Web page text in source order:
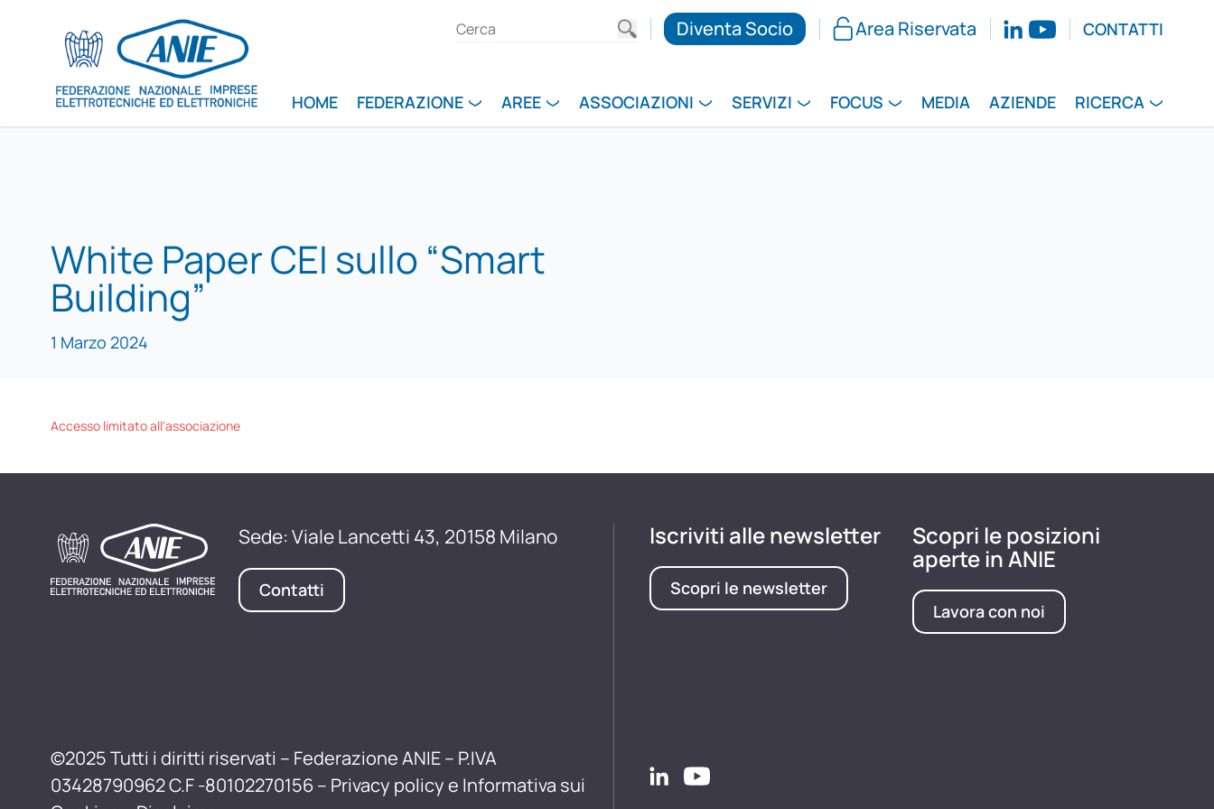
Diventa Socio Area Riservata CONTATTI
HOME FEDERAZIONE AREE ASSOCIAZIONI SERVIZI FOCUS MEDIA AZIENDE RICERCA
White Paper CEI sullo “Smart
Building”
1 Marzo 2024
Accesso limitato all'associazione
Sede: Viale Lancetti 43, 20158 Milano
Contatti
©2025 Tutti i diritti riservati – Federazione ANIE – P.IVA
03428790962 C.F -80102270156 – Privacy policy e Informativa sui
Iscriviti alle newsletter
Scopri le newsletter
Scopri le posizioni
aperte in ANIE
Lavora con noi